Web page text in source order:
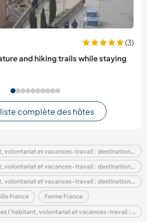
(3)
and hiking trails while staying
liste complète des hôtes
Séjours chez l'habitant, volontariat et vacances-travail : destination France
Séjours chez l'habitant, volontariat et vacances-travail : destination Europe
Séjours chez l'habitant, volontariat et vacances-travail : destination Midi-Pyrénées
France Ferme France
Last minute Séjours chez l'habitant, volontariat et vacances-travail : destination France